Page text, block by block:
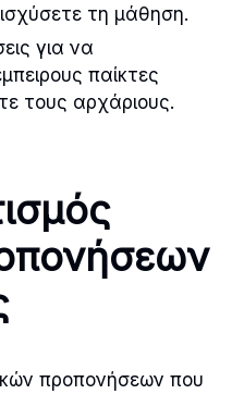
τη μάθηση.
για να
παίκτες
τους αρχάριους.
προπονήσεων που